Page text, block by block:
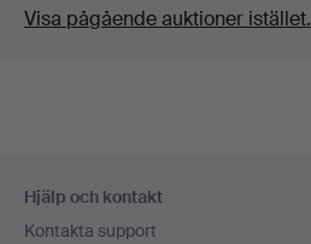
Visa pågående auktioner istället.
Hjälp och kontakt
Kontakta support